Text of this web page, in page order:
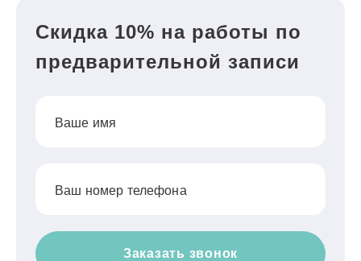
Скидка 10% на работы по
предварительной записи
Ваше имя
Ваш номер телефона
Заказать звонок